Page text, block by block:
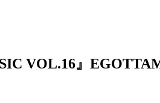
VOL.16』